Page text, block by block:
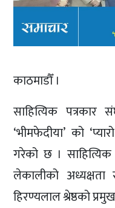
काठमाडौँ ।
साहित्यिक पत्रकार
‘भीमफेदीया’ को
गरेको छ ।
लेकालीको अध्यक्षता र
हिरण्यलाल श्रेष्ठको